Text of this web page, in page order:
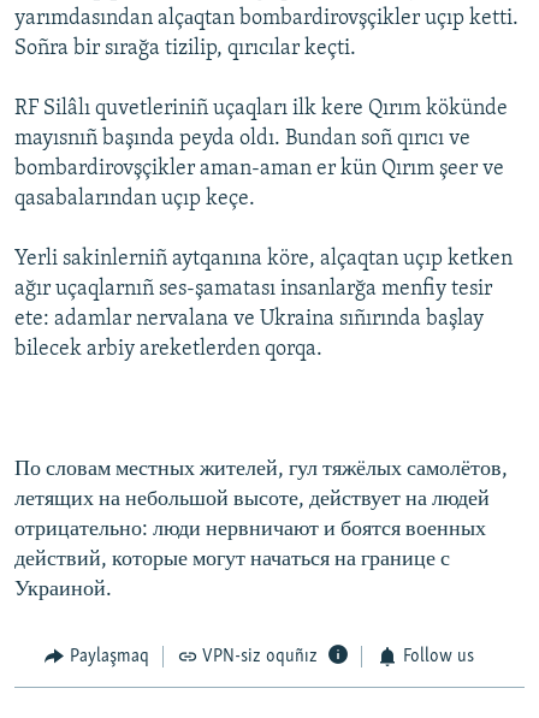
yarımdasından alçаqtan bombardirovşçikler uçıp ketti.
Soñra bir sırağa tizilip, qırıcılar keçti.
RF Silâlı quvetleriniñ uçaqları ilk kere Qırım kökünde
mayısnıñ başında peyda oldı. Bundan soñ qırıcı ve
bombardirovşçikler aman-aman er kün Qırım şeer ve
qasabalarından uçıp keçe.
Yerli sakinlerniñ aytqanına köre, alçaqtan uçıp ketken
ağır uçaqlarnıñ ses-şamatası insanlarğa menfiy tesir
ete: adamlar nervalana ve Ukraina sıñırında başlay
bilecek arbiy areketlerden qorqa.
По словам местных жителей, гул тяжёлых самолётов,
летящих на небольшой высоте, действует на людей
отрицательно: люди нервничают и боятся военных
действий, которые могут начаться на границе с
Украиной.
Paylaşmaq VPN-siz oquñız Follow us